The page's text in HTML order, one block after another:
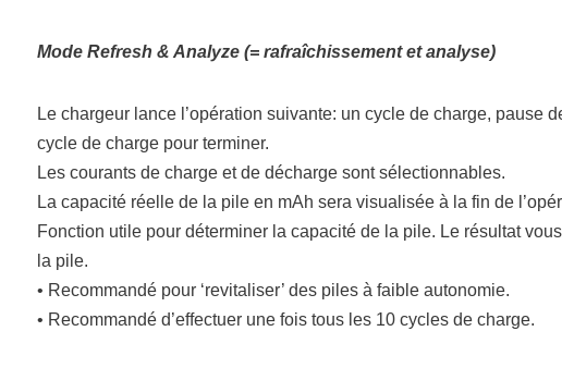
Mode Refresh & Analyze (= rafraîchissement et analyse)
Le chargeur lance l’opération suivante: un cycle de charge, pause
cycle de charge pour terminer.
Les courants de charge et de décharge sont sélectionnables.
La capacité réelle de la pile en mAh sera visualisée à la fin de
Fonction utile pour déterminer la capacité de la pile. Le résultat
la pile.
• Recommandé pour ‘revitaliser’ des piles à faible autonomie.
• Recommandé d’effectuer une fois tous les 10 cycles de charge.